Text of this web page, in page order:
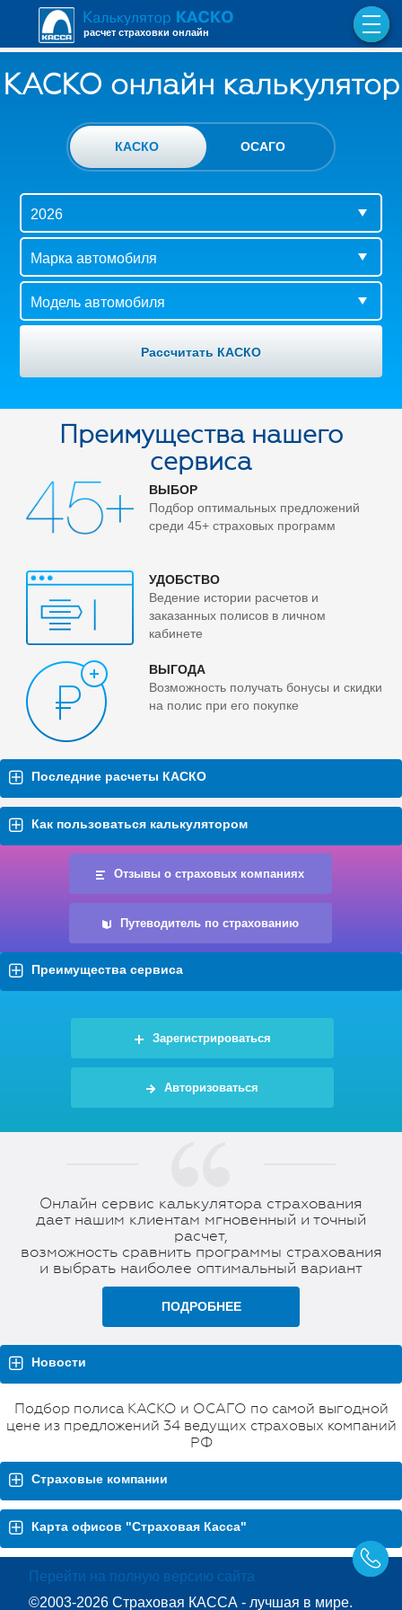
расчет страховки онлайн
КАСКО онлайн калькулятор
КАСКО ОСАГО
Преимущества нашего
сервиса
ВЫБОР
Подбор оптимальных предложений
среди 45+ страховых программ
УДОБСТВО
Ведение истории расчетов и
заказанных полисов в личном
кабинете
ВЫГОДА
Возможность получать бонусы и скидки
на полис при его покупке
Последние расчеты КАСКО
Как пользоваться калькулятором
Отзывы о страховых компаниях
Путеводитель по страхованию
Преимущества сервиса
Зарегистрироваться
Авторизоваться
Онлайн сервис калькулятора страхования
дает нашим клиентам мгновенный и точный
расчет,
возможность сравнить программы страхования
и выбрать наиболее оптимальный вариант
ПОДРОБНЕЕ
Новости
Подбор полиса КАСКО и ОСАГО по самой выгодной
цене из предложений 34 ведущих страховых компаний
РФ
Страховые компании
Карта офисов "Страховая Касса"
Перейти на полную версию сайта
©2003-2026 Страховая КАССА - лучшая в мире.